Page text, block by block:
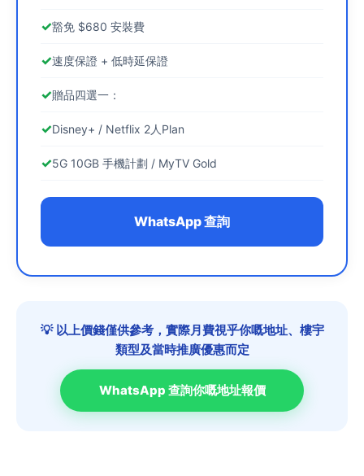
豁免 $680 安裝費
速度保證 + 低時延保證
贈品四選一：
Disney+ / Netflix 2人Plan
5G 10GB 手機計劃 / MyTV Gold
WhatsApp 查詢
💡 以上價錢僅供參考，實際月費視乎你嘅地址、樓宇
類型及當時推廣優惠而定
WhatsApp 查詢你嘅地址報價